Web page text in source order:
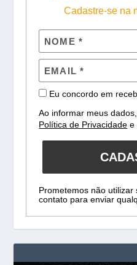
Cadastre-se na
Eu concordo em
Ao informar meus
Política de Privacidade e
Prometemos não
contato para enviar